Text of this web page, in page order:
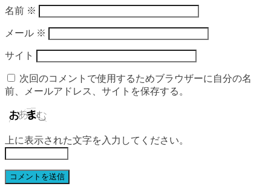
名前 ※
メール ※
サイト
次回のコメントで使用するためブラウザーに自分の名
前、メールアドレス、サイトを保存する。
上に表示された文字を入力してください。